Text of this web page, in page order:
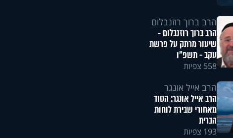
הרב ברוך רוזנבלום
הרב ברוך רוזנבלום -
שיעור מרתק על פרשת
עקב - תשפ"ו
558 צפיות
הרב אייל אונגר
הרב אייל אונגר: הסוד
מאחורי שבירת לוחות
הברית
193 צפיות